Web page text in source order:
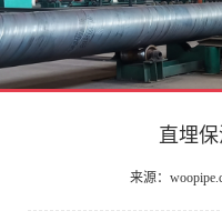
直埋
来源：